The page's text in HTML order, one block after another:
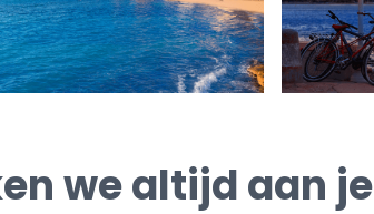
we altijd aan je